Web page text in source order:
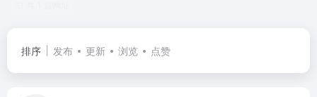
排序 发布 更新 浏览 点赞